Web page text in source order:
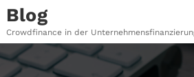
Inhalt
springen
Blog
Crowdfinance in der